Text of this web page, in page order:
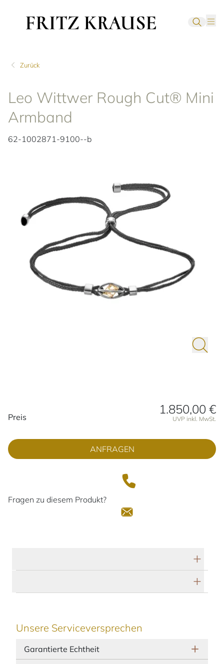
Zurück
Leo Wittwer Rough Cut® Mini
Armband
62-1002871-9100--b
Preisinformationen
Preis
1.850,00 €
UVP inkl. MwSt.
ANFRAGEN
Fragen zu diesem Produkt?
Unsere Serviceversprechen
Garantierte Echtheit